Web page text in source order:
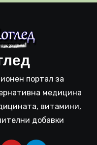
портал за
медицина
витамини,
добавки